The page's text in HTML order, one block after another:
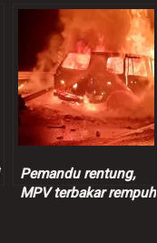
Pemandu rentung,
MPV terbakar rempuh